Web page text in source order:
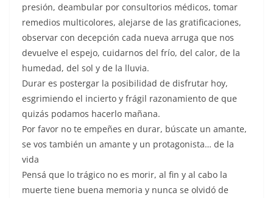
presión, deambular por consultorios médicos, tomar
remedios multicolores, alejarse de las gratificaciones,
observar con decepción cada nueva arruga que nos
devuelve el espejo, cuidarnos del frío, del calor, de la
humedad, del sol y de la lluvia.
Durar es postergar la posibilidad de disfrutar hoy,
esgrimiendo el incierto y frágil razonamiento de que
quizás podamos hacerlo mañana.
Por favor no te empeñes en durar, búscate un amante,
se vos también un amante y un protagonista… de la
vida
Pensá que lo trágico no es morir, al fin y al cabo la
muerte tiene buena memoria y nunca se olvidó de